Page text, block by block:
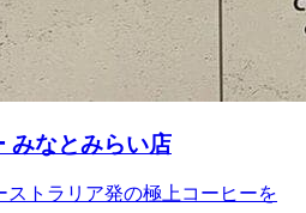
みなとみらい店
トラリア発の極上コーヒーを